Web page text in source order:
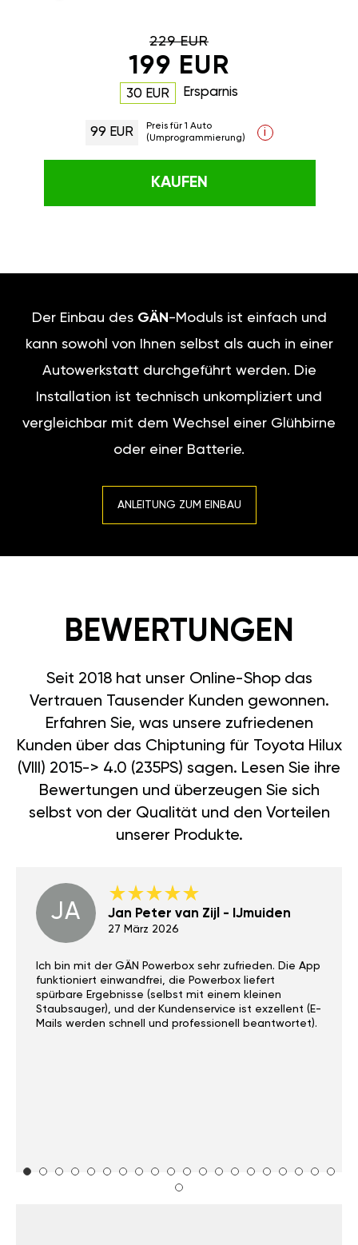
229 EUR
199 EUR
30 EUR Ersparnis
99 EUR
Preis für 1 Auto
(Umprogrammierung)
i
KAUFEN
Der Einbau des GÄN -Moduls ist einfach und
kann sowohl von Ihnen selbst als auch in einer
Autowerkstatt durchgeführt werden. Die
Installation ist technisch unkompliziert und
vergleichbar mit dem Wechsel einer Glühbirne
oder einer Batterie.
ANLEITUNG ZUM EINBAU
BEWERTUNGEN
Seit 2018 hat unser Online-Shop das
Vertrauen Tausender Kunden gewonnen.
Erfahren Sie, was unsere zufriedenen
Kunden über das Chiptuning für Toyota Hilux
(VIII) 2015-> 4.0 (235PS) sagen. Lesen Sie ihre
Bewertungen und überzeugen Sie sich
selbst von der Qualität und den Vorteilen
unserer Produkte.
JA Jan Peter van Zijl - IJmuiden
27 März 2026
Ich bin mit der GÄN Powerbox sehr zufrieden. Die App
funktioniert einwandfrei, die Powerbox liefert
spürbare Ergebnisse (selbst mit einem kleinen
Staubsauger), und der Kundenservice ist exzellent (E-
Mails werden schnell und professionell beantwortet).